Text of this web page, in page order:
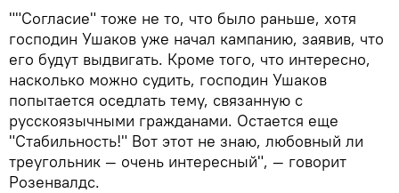
""Согласие" тоже не то, что было раньше, хотя
господин Ушаков уже начал кампанию, заявив, что
его будут выдвигать. Кроме того, что интересно,
насколько можно судить, господин Ушаков
попытается оседлать тему, связанную с
русскоязычными гражданами. Остается еще
"Стабильность!" Вот этот не знаю, любовный ли
треугольник — очень интересный", — говорит
Розенвалдс.